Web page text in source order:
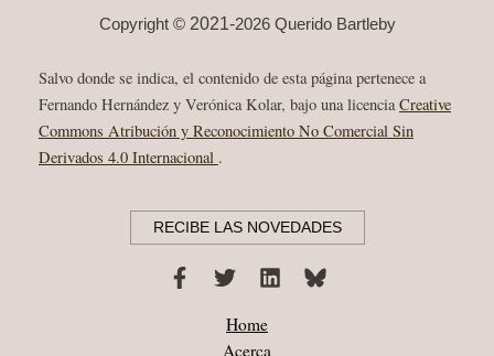
Copyright © 2021-2026 Querido Bartleby
Salvo donde se indica, el contenido de esta página pertenece a
Fernando Hernández y Verónica Kolar, bajo una licenciaCreative
Commons Atribución y Reconocimiento No Comercial Sin
Derivados 4.0 Internacional .
RECIBE LAS NOVEDADES
Home
Acerca